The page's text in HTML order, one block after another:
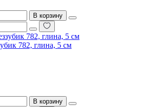
В корзину
782, глина, 5 см
В корзину